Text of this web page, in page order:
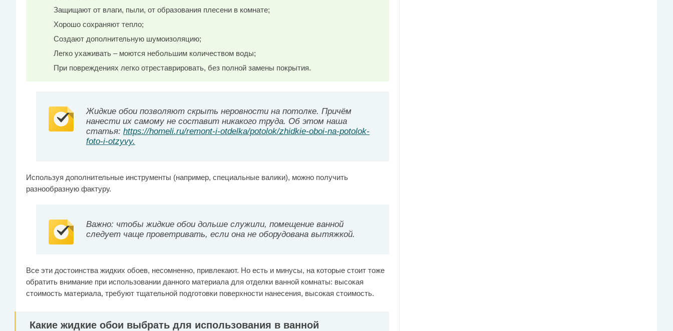
Защищают от влаги, пыли, от образования плесени в комнате;
Хорошо сохраняют тепло;
Создают дополнительную шумоизоляцию;
Легко ухаживать – моются небольшим количеством воды;
При повреждениях легко отреставрировать, без полной замены покрытия.
Жидкие обои позволяют скрыть неровности на потолке. Причём
нанести их самому не составит никакого труда. Об этом наша
статья: https://homeli.ru/remont-i-otdelka/potolok/zhidkie-oboi-na-potolok-
foto-i-otzyvy.
Используя дополнительные инструменты (например, специальные валики), можно получить
разнообразную фактуру.
Важно: чтобы жидкие обои дольше служили, помещение ванной
следует чаще проветривать, если она не оборудована вытяжкой.
Все эти достоинства жидких обоев, несомненно, привлекают. Но есть и минусы, на которые стоит тоже
обратить внимание при использовании данного материала для отделки ванной комнаты: высокая
стоимость материала, требуют тщательной подготовки поверхности нанесения, высокая стоимость.
Какие жидкие обои выбрать для использования в ванной